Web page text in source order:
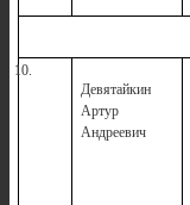
10.
Девятайкин
Артур
Андреевич